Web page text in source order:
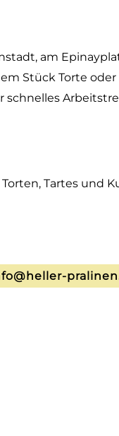
am
Stück Torte
schnelles
Tartes und